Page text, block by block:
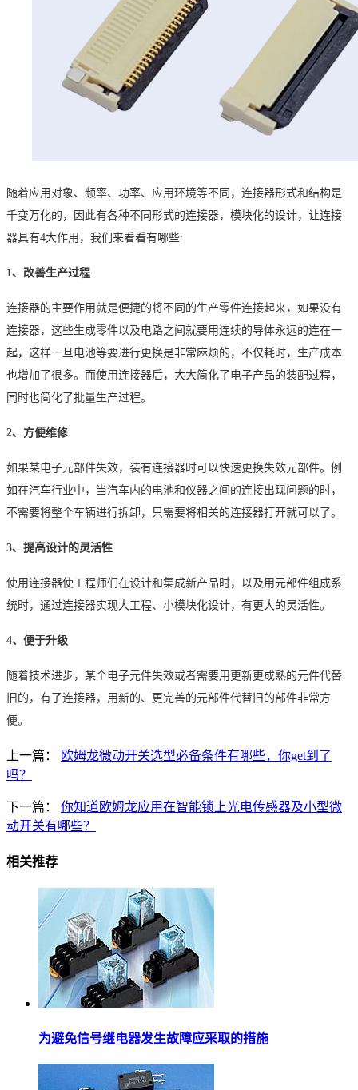
随着应用对象、频率、功率、应用环境等不同，连接器形式和结构是
千变万化的，因此有各种不同形式的连接器，模块化的设计，让连接
器具有4大作用，我们来看看有哪些:
1、改善生产过程
连接器的主要作用就是便捷的将不同的生产零件连接起来，如果没有
连接器，这些生成零件以及电路之间就要用连续的导体永远的连在一
起，这样一旦电池等要进行更换是非常麻烦的，不仅耗时，生产成本
也增加了很多。而使用连接器后，大大简化了电子产品的装配过程，
同时也简化了批量生产过程。
2、方便维修
如果某电子元部件失效，装有连接器时可以快速更换失效元部件。例
如在汽车行业中，当汽车内的电池和仪器之间的连接出现问题的时，
不需要将整个车辆进行拆卸，只需要将相关的连接器打开就可以了。
3、提高设计的灵活性
使用连接器使工程师们在设计和集成新产品时，以及用元部件组成系
统时，通过连接器实现大工程、小模块化设计，有更大的灵活性。
4、便于升级
随着技术进步，某个电子元件失效或者需要用更新更成熟的元件代替
旧的，有了连接器，用新的、更完善的元部件代替旧的部件非常方
便。
上一篇：
欧姆龙微动开关选型必备条件有哪些，你get到了
吗？
下一篇：
你知道欧姆龙应用在智能锁上光电传感器及小型微
动开关有哪些？
相关推荐
为避免信号继电器发生故障应采取的措施